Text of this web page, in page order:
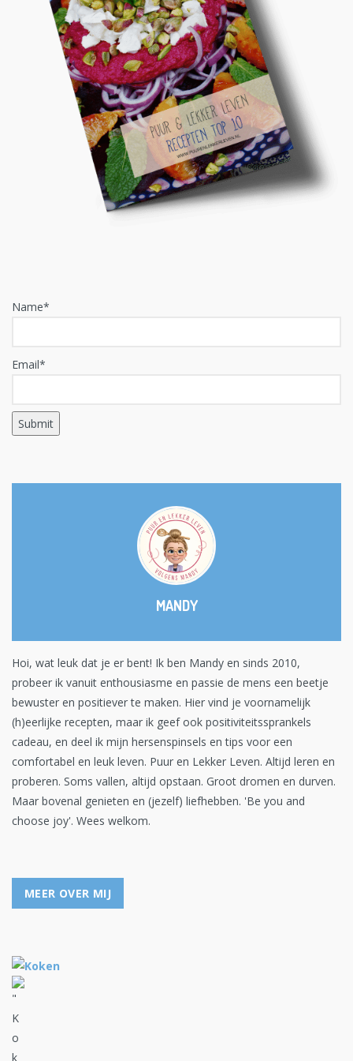
Name*
Email*
MANDY
Hoi, wat leuk dat je er bent! Ik ben Mandy en sinds 2010,
probeer ik vanuit enthousiasme en passie de mens een beetje
bewuster en positiever te maken. Hier vind je voornamelijk
(h)eerlijke recepten, maar ik geef ook positiviteitssprankels
cadeau, en deel ik mijn hersenspinsels en tips voor een
comfortabel en leuk leven. Puur en Lekker Leven. Altijd leren en
proberen. Soms vallen, altijd opstaan. Groot dromen en durven.
Maar bovenal genieten en (jezelf) liefhebben. 'Be you and
choose joy'. Wees welkom.
MEER OVER MIJ